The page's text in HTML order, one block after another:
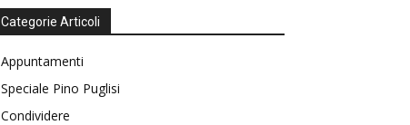
Categorie Articoli
Appuntamenti
Speciale Pino Puglisi
Condividere